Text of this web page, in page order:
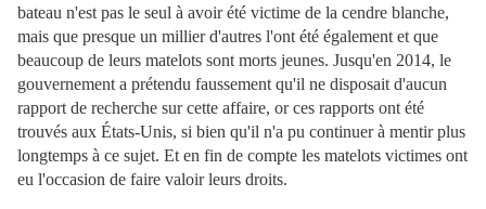
bateau n'est pas le seul à avoir été victime de la cendre blanche,
mais que presque un millier d'autres l'ont été également et que
beaucoup de leurs matelots sont morts jeunes. Jusqu'en 2014, le
gouvernement a prétendu faussement qu'il ne disposait d'aucun
rapport de recherche sur cette affaire, or ces rapports ont été
trouvés aux États-Unis, si bien qu'il n'a pu continuer à mentir plus
longtemps à ce sujet. Et en fin de compte les matelots victimes ont
eu l'occasion de faire valoir leurs droits.